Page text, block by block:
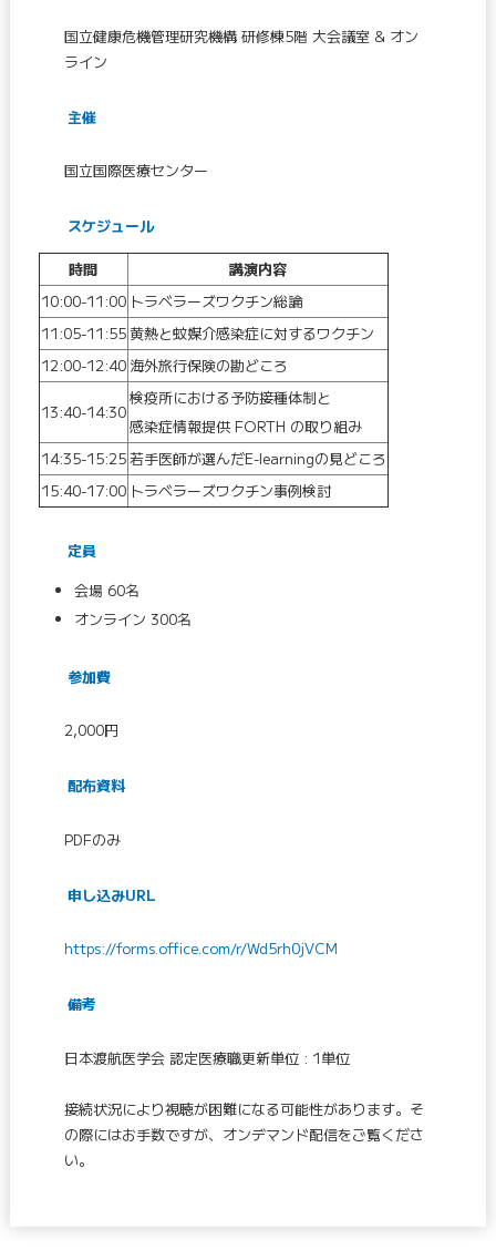
国立健康危機管理研究機構 研修棟5階 大会議室 & オン
ライン
主催
国立国際医療センター
スケジュール
時間
講演内容
10:00-11:00 トラベラーズワクチン総論
11:05-11:55 黄熱と蚊媒介感染症に対するワクチン
12:00-12:40 海外旅行保険の勘どころ
13:40-14:30
検疫所における予防接種体制と
感染症情報提供 FORTH の取り組み
14:35-15:25若手医師が選んだE-learningの見どころ
15:40-17:00 トラベラーズワクチン事例検討
定員
会場 60名
オンライン 300名
参加費
2,000円
配布資料
PDFのみ
申し込みURL
https://forms.office.com/r/Wd5rh0jVCM
備考
日本渡航医学会 認定医療職更新単位 : 1単位
接続状況により視聴が困難になる可能性があります。そ
の際にはお手数ですが、オンデマンド配信をご覧くださ
い。